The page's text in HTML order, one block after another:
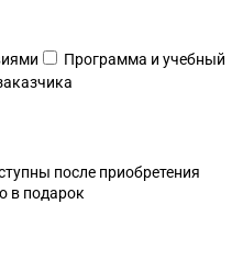
Программа и учебный
после приобретения
в подарок